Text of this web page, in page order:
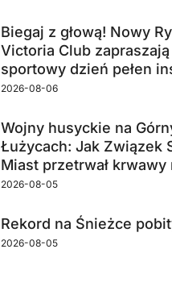
Biegaj z głową! Nowy
Victoria Club zapraszają
sportowy dzień pełen
2026-08-06
Wojny husyckie na
Łużycach: Jak Związek
Miast przetrwał krwawy
2026-08-05
Rekord na Śnieżce
2026-08-05